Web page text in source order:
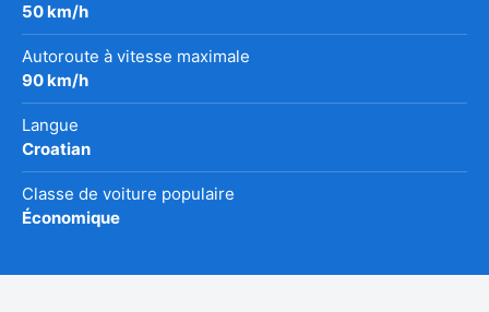
50 km/h
Autoroute à vitesse maximale
90 km/h
Langue
Croatian
Classe de voiture populaire
Économique